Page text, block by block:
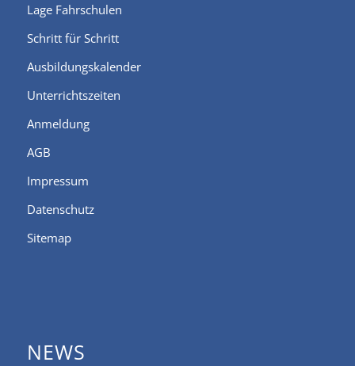
Lage Fahrschulen
Schritt für Schritt
Ausbildungskalender
Unterrichtszeiten
Anmeldung
AGB
Impressum
Datenschutz
Sitemap
NEWS